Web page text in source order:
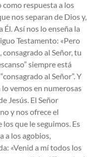
como respuesta a los
nos separan de Dios y,
Así nos lo enseña la
Testamento: «Pero
al Señor, tu
siempre está
al Señor”. Y
vemos en numerosas
Jesús. El Señor
y nos ofrece el
que le seguimos. Es
a los agobios,
«Venid a mí todos los